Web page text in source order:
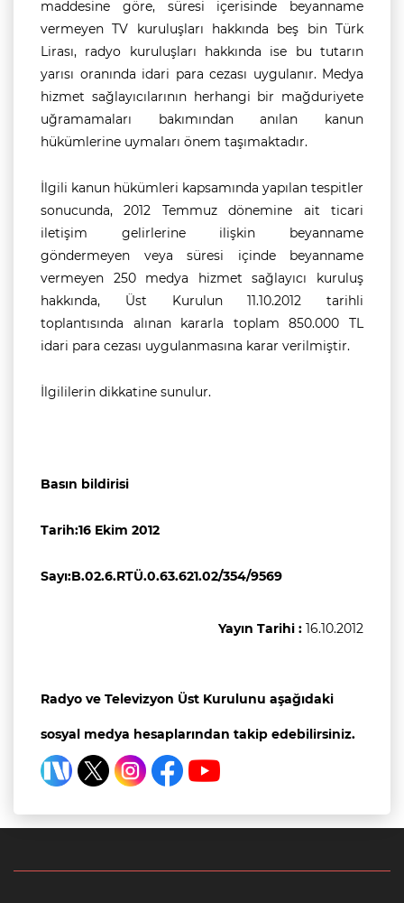
maddesine göre, süresi içerisinde beyanname
vermeyen TV kuruluşları hakkında beş bin Türk
Lirası, radyo kuruluşları hakkında ise bu tutarın
yarısı oranında idari para cezası uygulanır. Medya
hizmet sağlayıcılarının herhangi bir mağduriyete
uğramamaları bakımından anılan kanun
hükümlerine uymaları önem taşımaktadır.
İlgili kanun hükümleri kapsamında yapılan tespitler
sonucunda, 2012 Temmuz dönemine ait ticari
iletişim gelirlerine ilişkin beyanname
göndermeyen veya süresi içinde beyanname
vermeyen 250 medya hizmet sağlayıcı kuruluş
hakkında, Üst Kurulun 11.10.2012 tarihli
toplantısında alınan kararla toplam 850.000 TL
idari para cezası uygulanmasına karar verilmiştir.
İlgililerin dikkatine sunulur.
Basın bildirisi
Tarih:16 Ekim 2012
Sayı:B.02.6.RTÜ.0.63.621.02/354/9569
Yayın Tarihi : 16.10.2012
Radyo ve Televizyon Üst Kurulunu aşağıdaki
sosyal medya hesaplarından takip edebilirsiniz.